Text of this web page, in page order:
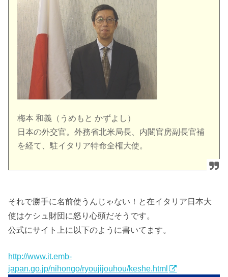
梅本 和義（うめもと かずよし）
日本の外交官。外務省北米局長、内閣官房副長官補
を経て、駐イタリア特命全権大使。
それで勝手に名前使うんじゃない！と在イタリア日本大
使はケシュ財団に怒り心頭だそうです。
公式にサイト上に以下のように書いてます。
http://www.it.emb-
japan.go.jp/nihongo/ryoujijouhou/keshe.html